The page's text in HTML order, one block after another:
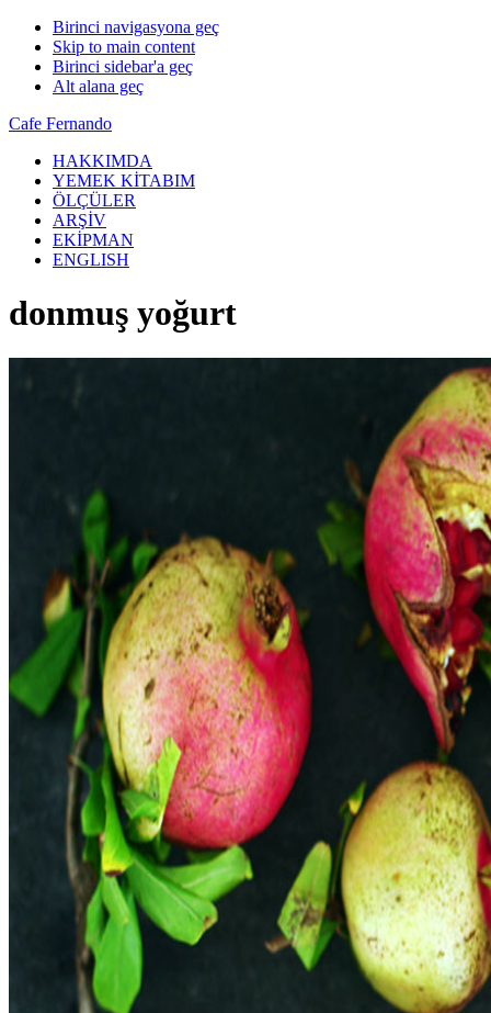
Birinci navigasyona geç
Skip to main content
Birinci sidebar'a geç
Alt alana geç
Cafe Fernando
HAKKIMDA
YEMEK KİTABIM
ÖLÇÜLER
ARŞİV
EKİPMAN
ENGLISH
donmuş yoğurt